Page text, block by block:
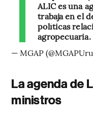
ALIC es una
trabaja en el
políticas
agropecuaria.
— MGAP
La agenda de
ministros